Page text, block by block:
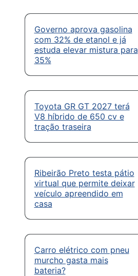
Governo aprova gasolina
com 32% de etanol e já
estuda elevar mistura para
35%
Toyota GR GT 2027 terá
V8 híbrido de 650 cv e
tração traseira
Ribeirão Preto testa pátio
virtual que permite deixar
veículo apreendido em
casa
Carro elétrico com pneu
murcho gasta mais
bateria?